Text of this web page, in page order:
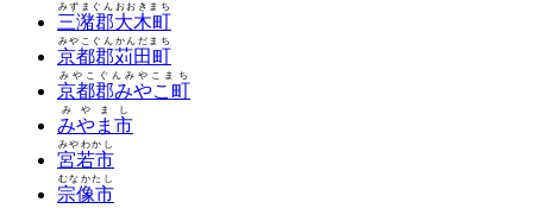
三潴郡大木町
みずまぐんおおきまち
京都郡苅田町
みやこぐんかんだまち
京都郡みやこ町
みやこぐんみやこまち
みやま市
みやまし
宮若市
みやわかし
宗像市
むなかたし